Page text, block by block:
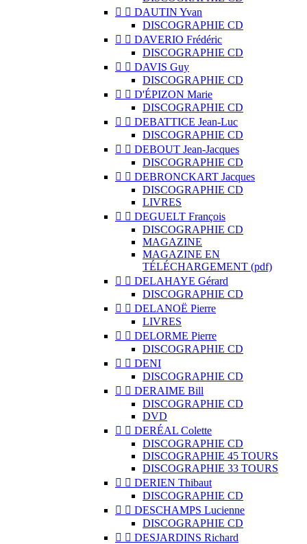
  DAUTIN Yvan
DISCOGRAPHIE CD
  DAVERIO Frédéric
DISCOGRAPHIE CD
  DAVIS Guy
DISCOGRAPHIE CD
  D'ÉPIZON Marie
DISCOGRAPHIE CD
  DEBATTICE Jean-Luc
DISCOGRAPHIE CD
  DEBOUT Jean-Jacques
DISCOGRAPHIE CD
  DEBRONCKART Jacques
DISCOGRAPHIE CD
LIVRES
  DEGUELT François
DISCOGRAPHIE CD
MAGAZINE
MAGAZINE EN
TÉLÉCHARGEMENT (pdf)
  DELAHAYE Gérard
DISCOGRAPHIE CD
  DELANOË Pierre
LIVRES
  DELORME Pierre
DISCOGRAPHIE CD
  DENI
DISCOGRAPHIE CD
  DERAIME Bill
DISCOGRAPHIE CD
DVD
  DERÉAL Colette
DISCOGRAPHIE CD
DISCOGRAPHIE 45 TOURS
DISCOGRAPHIE 33 TOURS
  DERIEN Thibaut
DISCOGRAPHIE CD
  DESCHAMPS Lucienne
DISCOGRAPHIE CD
  DESJARDINS Richard